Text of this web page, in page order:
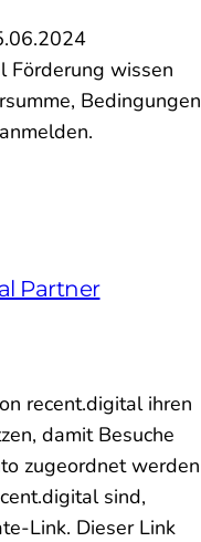
Förderung wissen
Bedingungen
Partner
recent.digital ihren
damit Besuche
zugeordnet werden
sind,
Link. Dieser Link